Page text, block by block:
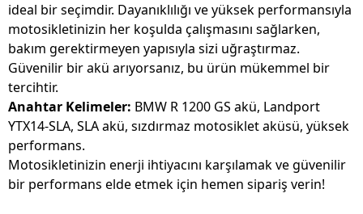
ideal bir seçimdir. Dayanıklılığı ve yüksek performansıyla
motosikletinizin her koşulda çalışmasını sağlarken,
bakım gerektirmeyen yapısıyla sizi uğraştırmaz.
Güvenilir bir akü arıyorsanız, bu ürün mükemmel bir
tercihtir.
Anahtar Kelimeler: BMW R 1200 GS akü, Landport
YTX14-SLA, SLA akü, sızdırmaz motosiklet aküsü, yüksek
performans.
Motosikletinizin enerji ihtiyacını karşılamak ve güvenilir
bir performans elde etmek için hemen sipariş verin!